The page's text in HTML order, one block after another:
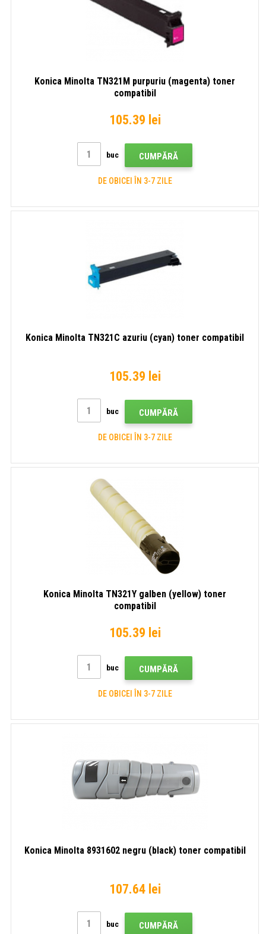
Konica Minolta TN321M purpuriu (magenta) toner
compatibil
105.39 lei
buc CUMPĂRĂ
DE OBICEI ÎN 3-7 ZILE
Konica Minolta TN321C azuriu (cyan) toner compatibil
105.39 lei
buc CUMPĂRĂ
DE OBICEI ÎN 3-7 ZILE
Konica Minolta TN321Y galben (yellow) toner
compatibil
105.39 lei
buc CUMPĂRĂ
DE OBICEI ÎN 3-7 ZILE
Konica Minolta 8931602 negru (black) toner compatibil
107.64 lei
buc CUMPĂRĂ